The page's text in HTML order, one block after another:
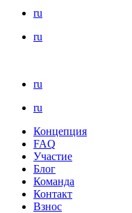
ru
ru
ru
ru
Концепция
FAQ
Участие
Блог
Команда
Контакт
Взнос